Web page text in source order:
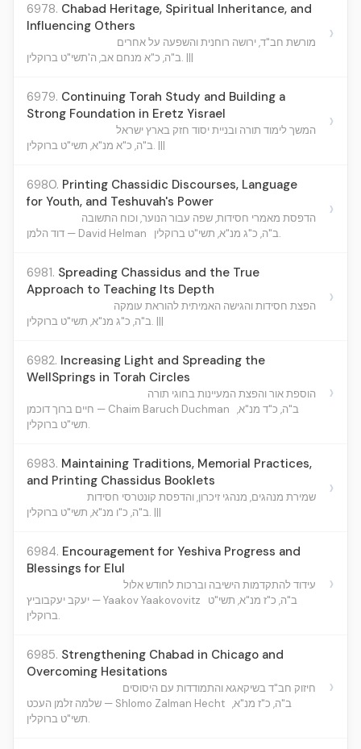
6978. Chabad Heritage, Spiritual Inheritance, and
Influencing Others
מורשת חב"ד, ירושה רוחנית והשפעה על אחרים
ב"ה, כ"א מנחם אב, ה'תשי"ט ברוקלין. |||
›
6979. Continuing Torah Study and Building a
Strong Foundation in Eretz Yisrael
המשך לימוד תורה ובניית יסוד חזק בארץ ישראל
ב"ה, כ"א מנ"א, תשי"ט ברוקלין. |||
›
6980. Printing Chassidic Discourses, Language
for Youth, and Teshuvah's Power
הדפסת מאמרי חסידות, שפה עבור הנוער, וכוח התשובה
דוד הלמן — David Helman
ב"ה, כ"ג מנ"א, תשי"ט ברוקלין.
›
6981. Spreading Chassidus and the True
Approach to Teaching Its Depth
הפצת חסידות והגישה האמיתית להוראת עומקה
ב"ה, כ"ג מנ"א, תשי"ט ברוקלין. |||
›
6982. Increasing Light and Spreading the
WellSprings in Torah Circles
הוספת אור והפצת המעיינות בחוגי תורה
חיים ברוך דוכמן — Chaim Baruch Duchman ב"ה, כ"ד מנ"א,
תשי"ט ברוקלין.
›
6983. Maintaining Traditions, Memorial Practices,
and Printing Chassidus Booklets
שמירת מנהגים, מנהגי זיכרון, והדפסת קונטרסי חסידות
ב"ה, כ"ו מנ"א, תשי"ט ברוקלין. |||
›
6984. Encouragement for Yeshiva Progress and
Blessings for Elul
עידוד להתקדמות הישיבה וברכות לחודש אלול
יעקב יעקבוביץ — Yaakov Yaakovovitz
ב"ה, כ"ז מנ"א, תשי"ט
ברוקלין.
›
6985. Strengthening Chabad in Chicago and
Overcoming Hesitations
חיזוק חב"ד בשיקאגא והתמודדות עם היסוסים
שלמה זלמן העכט — Shlomo Zalman Hecht ב"ה, כ"ז מנ"א,
תשי"ט ברוקלין.
›